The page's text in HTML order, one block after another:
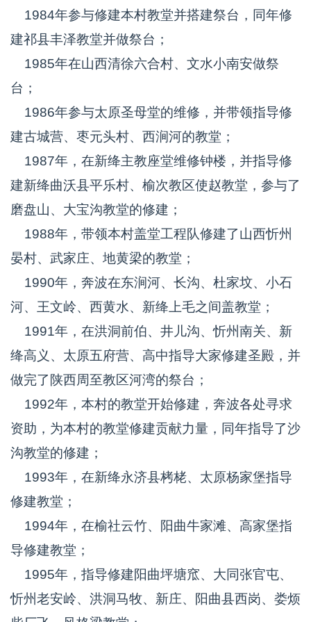
1984年参与修建本村教堂并搭建祭台，同年修
建祁县丰泽教堂并做祭台；
1985年在山西清徐六合村、文水小南安做祭
台；
1986年参与太原圣母堂的维修，并带领指导修
建古城营、枣元头村、西涧河的教堂；
1987年，在新绛主教座堂维修钟楼，并指导修
建新绛曲沃县平乐村、榆次教区使赵教堂，参与了
磨盘山、大宝沟教堂的修建；
1988年，带领本村盖堂工程队修建了山西忻州
晏村、武家庄、地黄梁的教堂；
1990年，奔波在东涧河、长沟、杜家坟、小石
河、王文岭、西黄水、新绛上毛之间盖教堂；
1991年，在洪洞前伯、井儿沟、忻州南关、新
绛高义、太原五府营、高中指导大家修建圣殿，并
做完了陕西周至教区河湾的祭台；
1992年，本村的教堂开始修建，奔波各处寻求
资助，为本村的教堂修建贡献力量，同年指导了沙
沟教堂的修建；
1993年，在新绛永济县栲栳、太原杨家堡指导
修建教堂；
1994年，在榆社云竹、阳曲牛家滩、高家堡指
导修建教堂；
1995年，指导修建阳曲坪塘窊、大同张官屯、
忻州老安岭、洪洞马牧、新庄、阳曲县西岗、娄烦